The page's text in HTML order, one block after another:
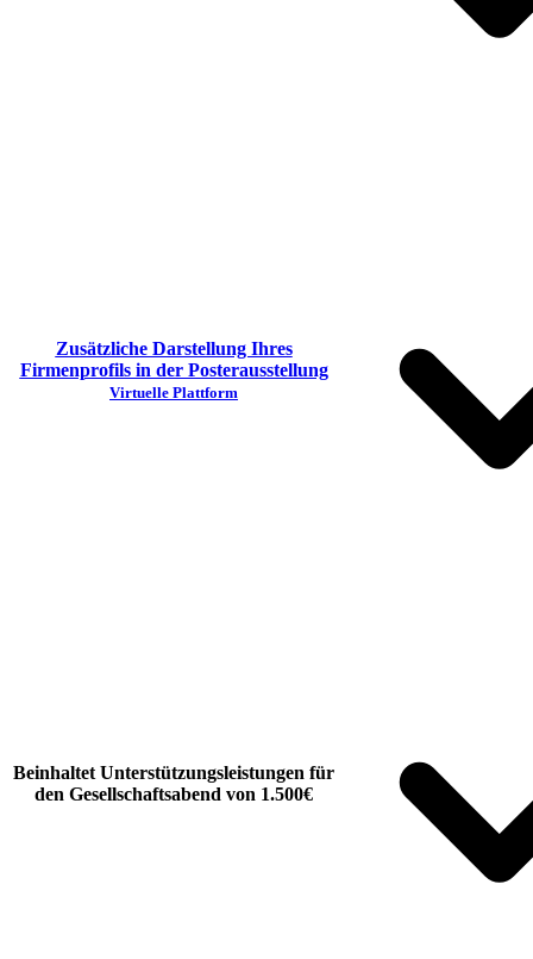
Zusätzliche Darstellung Ihres
Firmenprofils in der Posterausstellung
Virtuelle Plattform
Beinhaltet Unterstützungsleistungen für
den Gesellschaftsabend von 1.500€